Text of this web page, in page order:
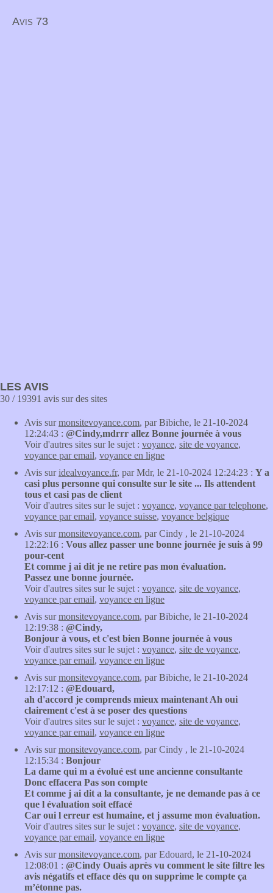
Avis 73
LES AVIS
30 / 19391 avis sur des sites
Avis surmonsitevoyance.com, par Bibiche, le 21-10-2024
12:24:43 : @Cindy,mdrrr allez Bonne journée à vous
Voir d'autres sites sur le sujet : voyance, site de voyance,
voyance par email, voyance en ligne
Avis suridealvoyance.fr, par Mdr, le 21-10-2024 12:24:23 : Y a
casi plus personne qui consulte sur le site ... Ils attendent
tous et casi pas de client
Voir d'autres sites sur le sujet : voyance, voyance par telephone,
voyance par email, voyance suisse, voyance belgique
Avis surmonsitevoyance.com, par Cindy , le 21-10-2024
12:22:16 : Vous allez passer une bonne journée je suis à 99
pour-cent
Et comme j ai dit je ne retire pas mon évaluation.
Passez une bonne journée.
Voir d'autres sites sur le sujet : voyance, site de voyance,
voyance par email, voyance en ligne
Avis surmonsitevoyance.com, par Bibiche, le 21-10-2024
12:19:38 : @Cindy,
Bonjour à vous, et c'est bien Bonne journée à vous
Voir d'autres sites sur le sujet : voyance, site de voyance,
voyance par email, voyance en ligne
Avis surmonsitevoyance.com, par Bibiche, le 21-10-2024
12:17:12 : @Edouard,
ah d'accord je comprends mieux maintenant Ah oui
clairement c'est à se poser des questions
Voir d'autres sites sur le sujet : voyance, site de voyance,
voyance par email, voyance en ligne
Avis surmonsitevoyance.com, par Cindy , le 21-10-2024
12:15:34 : Bonjour
La dame qui m a évolué est une ancienne consultante
Donc effacera Pas son compte
Et comme j ai dit a la consultante, je ne demande pas à ce
que l évaluation soit effacé
Car oui l erreur est humaine, et j assume mon évaluation.
Voir d'autres sites sur le sujet : voyance, site de voyance,
voyance par email, voyance en ligne
Avis surmonsitevoyance.com, par Edouard, le 21-10-2024
12:08:01 : @Cindy Ouais après vu comment le site filtre les
avis négatifs et efface dès qu on supprime le compte ça
m’étonne pas.